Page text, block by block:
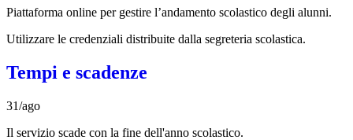
Piattaforma online per gestire l’andamento scolastico degli alunni.
Utilizzare le credenziali distribuite dalla segreteria scolastica.
Tempi e scadenze
31/ago
Il servizio scade con la fine dell'anno scolastico.